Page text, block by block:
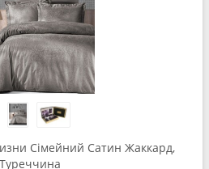
Сімейний Сатин Жаккард,